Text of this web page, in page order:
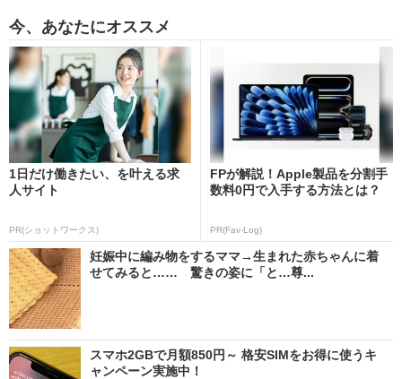
今、あなたにオススメ
1日だけ働きたい、を叶える求
人サイト
PR(ショットワークス)
FPが解説！Apple製品を分割手
数料0円で入手する方法とは？
PR(Fav-Log)
妊娠中に編み物をするママ→生まれた赤ちゃんに着
せてみると…… 驚きの姿に「と…尊...
スマホ2GBで月額850円～ 格安SIMをお得に使うキ
ャンペーン実施中！